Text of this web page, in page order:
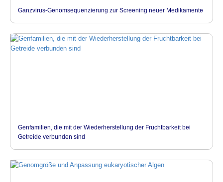
Ganzvirus-Genomsequenzierung zur Screening neuer Medikamente
Genfamilien, die mit der Wiederherstellung der Fruchtbarkeit bei
Getreide verbunden sind